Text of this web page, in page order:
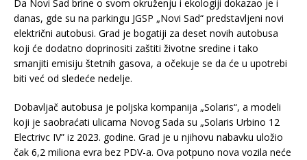
Da Novi Sad brine o svom okruženju i ekologiji dokazao je i
danas, gde su na parkingu JGSP „Novi Sad“ predstavljeni novi
električni autobusi. Grad je bogatiji za deset novih autobusa
koji će dodatno doprinositi zaštiti životne sredine i tako
smanjiti emisiju štetnih gasova, a očekuje se da će u upotrebi
biti već od sledeće nedelje.
Dobavljač autobusa je poljska kompanija „Solaris“, a modeli
koji je saobraćati ulicama Novog Sada su „Solaris Urbino 12
Electrivc IV” iz 2023. godine. Grad je u njihovu nabavku uložio
čak 6,2 miliona evra bez PDV-a. Ova potpuno nova vozila neće